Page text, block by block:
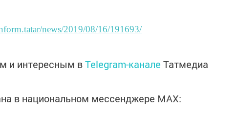
news/2019/08/16/191693/
и интересным вTelegram-канале Татмедиа
в национальном мессенджере MАХ: